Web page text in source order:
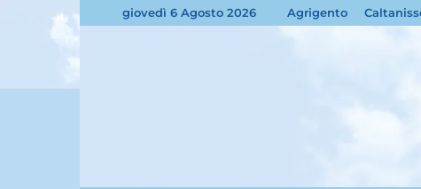
giovedì 6 Agosto 2026 Agrigento